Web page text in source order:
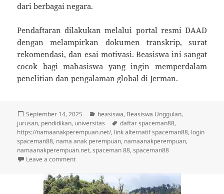
dari berbagai negara.
Pendaftaran dilakukan melalui portal resmi DAAD
dengan melampirkan dokumen transkrip, surat
rekomendasi, dan esai motivasi. Beasiswa ini sangat
cocok bagi mahasiswa yang ingin memperdalam
penelitian dan pengalaman global di Jerman.
Posted
on
September 14, 2025 Categories
beasiswa, Beasiswa Unggulan,
jurusan, pendidikan, universitas Tags
daftar spaceman88,
https://namaanakperempuan.net/, link alternatif spaceman88, login
spaceman88, nama anak perempuan, namaanakperempuan,
namaanakperempuan.net,spaceman 88,spaceman88
Leave a commenton 5 Beasiswa Internasional Terbaik 2025 untuk